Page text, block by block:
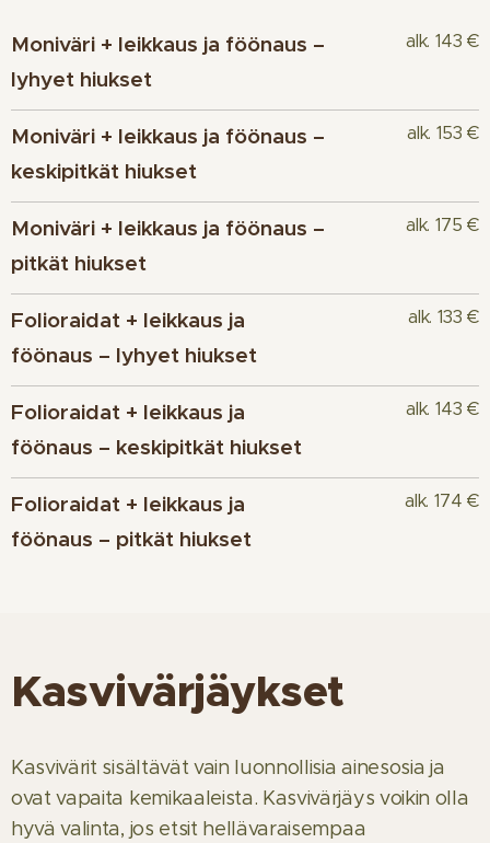
Moniväri + leikkaus ja föönaus –
lyhyet hiukset
alk. 143 €
Moniväri + leikkaus ja föönaus –
keskipitkät hiukset
alk. 153 €
Moniväri + leikkaus ja föönaus –
pitkät hiukset
alk. 175 €
Folioraidat + leikkaus ja
föönaus – lyhyet hiukset
alk. 133 €
Folioraidat + leikkaus ja
föönaus – keskipitkät hiukset
alk. 143 €
Folioraidat + leikkaus ja
föönaus – pitkät hiukset
alk. 174 €
Kasvivärjäykset
Kasvivärit sisältävät vain luonnollisia ainesosia ja
ovat vapaita kemikaaleista. Kasvivärjäys voikin olla
hyvä valinta, jos etsit hellävaraisempaa